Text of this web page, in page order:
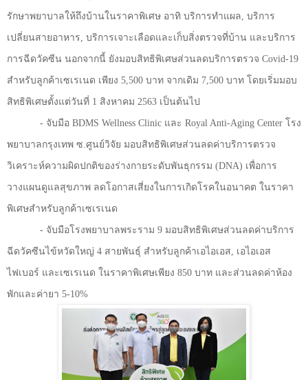
รักษาพยาบาลให้ถึงบ้านในราคาพิเศษ อาทิ บริการทำแผล บริการ
เปลี่ยนสายอาหาร บริการเจาะเลือดและเก็บสิ่งตรวจที่บ้าน และบริการ
การฉีดวัคซีน นอกจากนี้ ยังมอบสิทธิพิเศษส่วนลดบริการตรวจ Covid-19
สำหรับลูกค้าเซเรเนด เพียง 5,500 บาท จากเดิม 7,500 บาท โดยเริ่มมอบ
สิทธิพิเศษตั้งแต่วันที่ 1 สิงหาคม 2563 เป็นต้นไป
- จับมือ BDMS Wellness Clinic และ Royal Anti-Aging Center โรง
พยาบาลกรุงเทพ ซ.ศูนย์วิจัย มอบสิทธิพิเศษส่วนลดค่าบริการตรวจ
วิเคราะห์ความผิดปกติของร่างกายระดับพันธุกรรม (DNA) เพื่อการ
วางแผนดูแลสุขภาพ ลดโอกาสเสี่ยงในการเกิดโรคในอนาคต ในราคา
พิเศษสำหรับลูกค้าเซเรเนด
- จับมือโรงพยาบาลพระราม 9 มอบสิทธิพิเศษส่วนลดค่าบริการ
ฉีดวัคซีนไข้หวัดใหญ่ 4 สายพันธุ์ สำหรับลูกค้าเอไอเอส เอไอเอส
ไฟเบอร์ และเซเรเนด ในราคาพิเศษเพียง 850 บาท และส่วนลดค่าห้อง
พักและค่ายา 5-10%